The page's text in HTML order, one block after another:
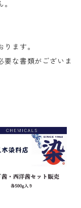
ます。
要な書類がございま